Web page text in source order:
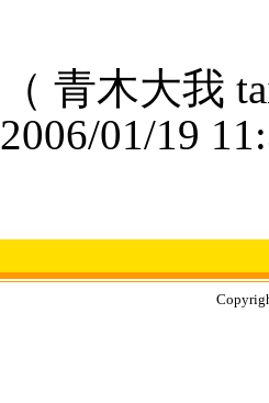
（ 青木大我
2006/01/19